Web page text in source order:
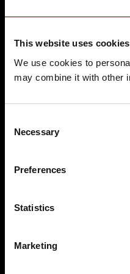
This website uses cookies
We use cookies to
may combine it with other
Selection
Necessary
Preferences
Statistics
Marketing